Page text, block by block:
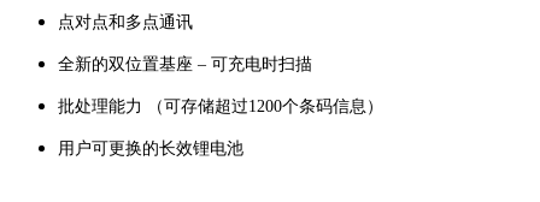
点对点和多点通讯
全新的双位置基座 – 可充电时扫描
批处理能力 （可存储超过1200个条码信息）
用户可更换的长效锂电池